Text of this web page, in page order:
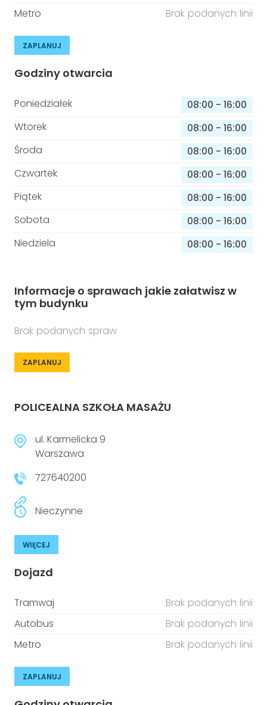
Metro
Brak podanych linii
ZAPLANUJ
Godziny otwarcia
Poniedziałek 08:00 - 16:00
Wtorek
08:00 - 16:00
Środa
08:00 - 16:00
Czwartek
08:00 - 16:00
Piątek
08:00 - 16:00
Sobota
08:00 - 16:00
Niedziela
08:00 - 16:00
Informacje o sprawach jakie załatwisz w
tym budynku
Brak podanych spraw
ZAPLANUJ
POLICEALNA SZKOŁA MASAŻU
ul. Karmelicka 9
Warszawa
727640200
Nieczynne
WIĘCEJ
Dojazd
Tramwaj
Brak podanych linii
Autobus
Brak podanych linii
Metro
Brak podanych linii
ZAPLANUJ